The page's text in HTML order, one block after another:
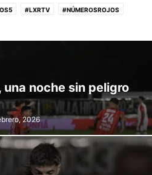
#LXRTV #NÚMEROSROJOS
ACTUALIDAD COPA ARGENTINA
noche sin peligro
2026